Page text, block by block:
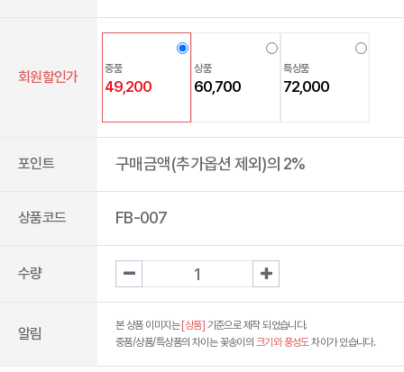
회원할인가
중품
49,200
상품
60,700
특상품
72,000
포인트 구매금액(추가옵션 제외)의 2%
상품코드 FB-007
수량
알림 본 상품 이미지는 [상품] 기준으로 제작 되었습니다.
중품/상품/특상품의 차이는 꽃송이의 크기와 풍성도차이가 있습니다.